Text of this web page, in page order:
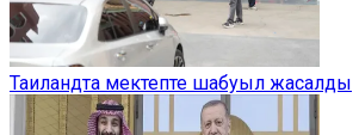
Таиландта мектепте шабуыл жасалды